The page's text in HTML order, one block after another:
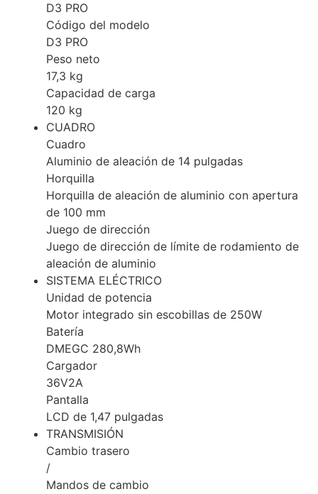
D3 PRO
Código del modelo
D3 PRO
Peso neto
17,3 kg
Capacidad de carga
120 kg
CUADRO
Cuadro
Aluminio de aleación de 14 pulgadas
Horquilla
Horquilla de aleación de aluminio con apertura
de 100 mm
Juego de dirección
Juego de dirección de límite de rodamiento de
aleación de aluminio
SISTEMA ELÉCTRICO
Unidad de potencia
Motor integrado sin escobillas de 250W
Batería
DMEGC 280,8Wh
Cargador
36V2A
Pantalla
LCD de 1,47 pulgadas
TRANSMISIÓN
Cambio trasero
/
Mandos de cambio